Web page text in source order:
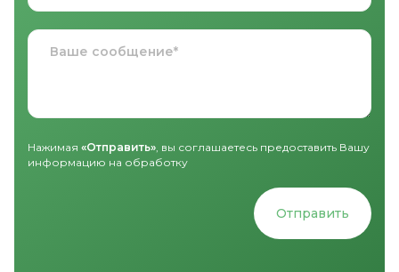
Нажимая «Отправить» , вы соглашаетесь предоставить Вашу
информацию на обработку
Отправить